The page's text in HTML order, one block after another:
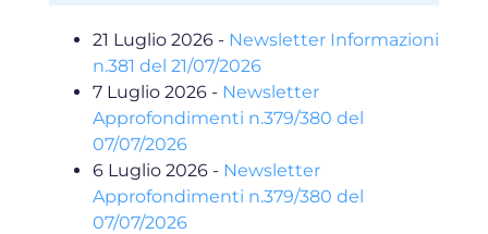
21 Luglio 2026 - Newsletter Informazioni
n.381 del 21/07/2026
7 Luglio 2026 - Newsletter
Approfondimenti n.379/380 del
07/07/2026
6 Luglio 2026 - Newsletter
Approfondimenti n.379/380 del
07/07/2026